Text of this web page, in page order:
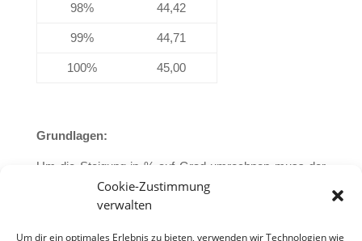
Cookie-Zustimmung
verwalten
Um dir ein optimales Erlebnis zu bieten, verwenden wir Technologien wie
98% 44,42
99% 44,71
100% 45,00
Grundlagen:
Um die Steigung in % auf Grad umrechnen muss der
arctan des Prozentwertes berechnet werden. Beispiel
arctan(13%) = 7,41°. Wenn man dies im Excel